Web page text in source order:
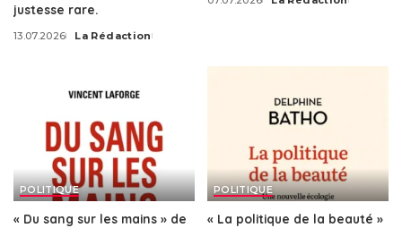
justesse rare.
13.07.2026
Posted
La Rédaction
Posted
POLITIQUE
« Du sang sur les mains » de
POLITIQUE
« La politique de la beauté »